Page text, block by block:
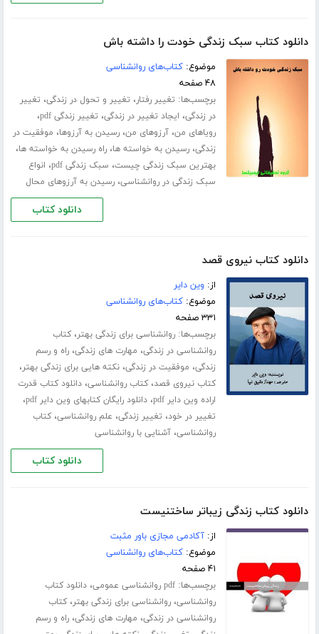
دانلود کتاب سبک زندگی خودت را داشته باش
موضوع:کتاب‌های روانشناسی
۴۸ صفحه
برچسب‌ها: تغییر رفتار، تغییر و تحول در زندگی، تغییر
در زندگی، ایجاد تغییر در زندگی، تغییر زندگی pdf ،
رویاهای من،آرزوهای من،رسیدن به آرزوها، موفقیت در
زندگی،رسیدن به خواسته ها،راه رسیدن به خواسته ها،
بهترین سبک زندگی چیست، سبک زندگی pdf ، انواع
سبک زندگی در روانشناسی،رسیدن به آرزوهای محال
دانلود کتاب
دانلود کتاب نیروی قصد
از: وین دایر
موضوع:کتاب‌های روانشناسی
۳۳۱ صفحه
برچسب‌ها:روانشناسی برای زندگی بهتر،کتاب
روانشناسی در زندگی، مهارت های زندگی،راه و رسم
زندگی، موفقیت در زندگی،نکته هایی برای زندگی بهتر،
کتاب نیروی قصد،کتاب روانشناسی،دانلود کتاب قدرت
اراده وین دایر pdf
،دانلود رایگان کتابهای وین دایر pdf ،
تغییر در خود، تغییر زندگی، علم روانشناسی،کتاب
روانشناسی،آشنایی با روانشناسی
دانلود کتاب
دانلود کتاب زندگی زیباتر ساختنیست
از:آکادمی مجازی باور مثبت
موضوع:کتاب‌های روانشناسی
۴۱ صفحه
برچسب‌ها:pdf روانشناسی عمومی ،دانلود کتاب
روانشناسی،روانشناسی برای زندگی بهتر،کتاب
روانشناسی در زندگی، مهارت های زندگی،راه و رسم